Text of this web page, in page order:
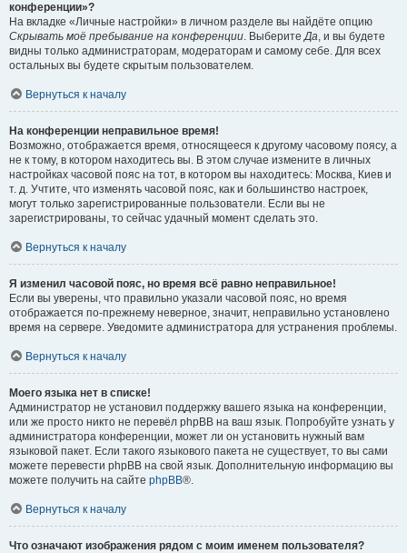
конференции»?
На вкладке «Личные настройки» в личном разделе вы найдёте опцию
Скрывать моё пребывание на конференции. ВыберитеДа, и вы будете
видны только администраторам, модераторам и самому себе. Для всех
остальных вы будете скрытым пользователем.
Вернуться к началу
На конференции неправильное время!
Возможно, отображается время, относящееся к другому часовому поясу, а
не к тому, в котором находитесь вы. В этом случае измените в личных
настройках часовой пояс на тот, в котором вы находитесь: Москва, Киев и
т. д. Учтите, что изменять часовой пояс, как и большинство настроек,
могут только зарегистрированные пользователи. Если вы не
зарегистрированы, то сейчас удачный момент сделать это.
Вернуться к началу
Я изменил часовой пояс, но время всё равно неправильное!
Если вы уверены, что правильно указали часовой пояс, но время
отображается по-прежнему неверное, значит, неправильно установлено
время на сервере. Уведомите администратора для устранения проблемы.
Вернуться к началу
Моего языка нет в списке!
Администратор не установил поддержку вашего языка на конференции,
или же просто никто не перевёл phpBB на ваш язык. Попробуйте узнать у
администратора конференции, может ли он установить нужный вам
языковой пакет. Если такого языкового пакета не существует, то вы сами
можете перевести phpBB на свой язык. Дополнительную информацию вы
можете получить на сайте phpBB®.
Вернуться к началу
Что означают изображения рядом с моим именем пользователя?